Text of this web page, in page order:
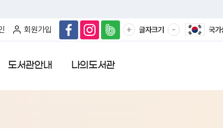
회원가입 +확
대
글자크기 -축
소
국가
도서관안내 나의도서관